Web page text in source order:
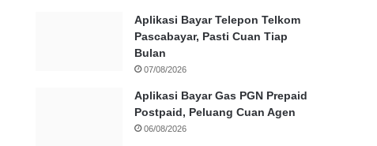
Aplikasi Bayar Telepon Telkom
Pascabayar, Pasti Cuan Tiap
Bulan
07/08/2026
Aplikasi Bayar Gas PGN Prepaid
Postpaid, Peluang Cuan Agen
06/08/2026